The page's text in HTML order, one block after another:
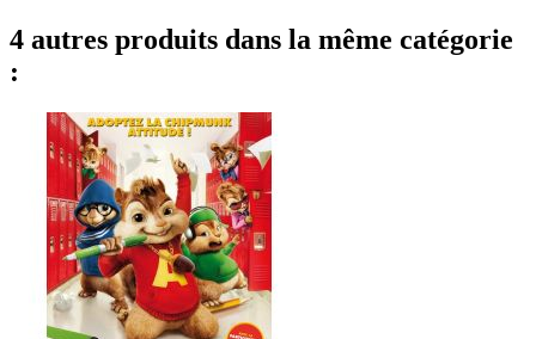
4 autres produits dans la même catégorie
: